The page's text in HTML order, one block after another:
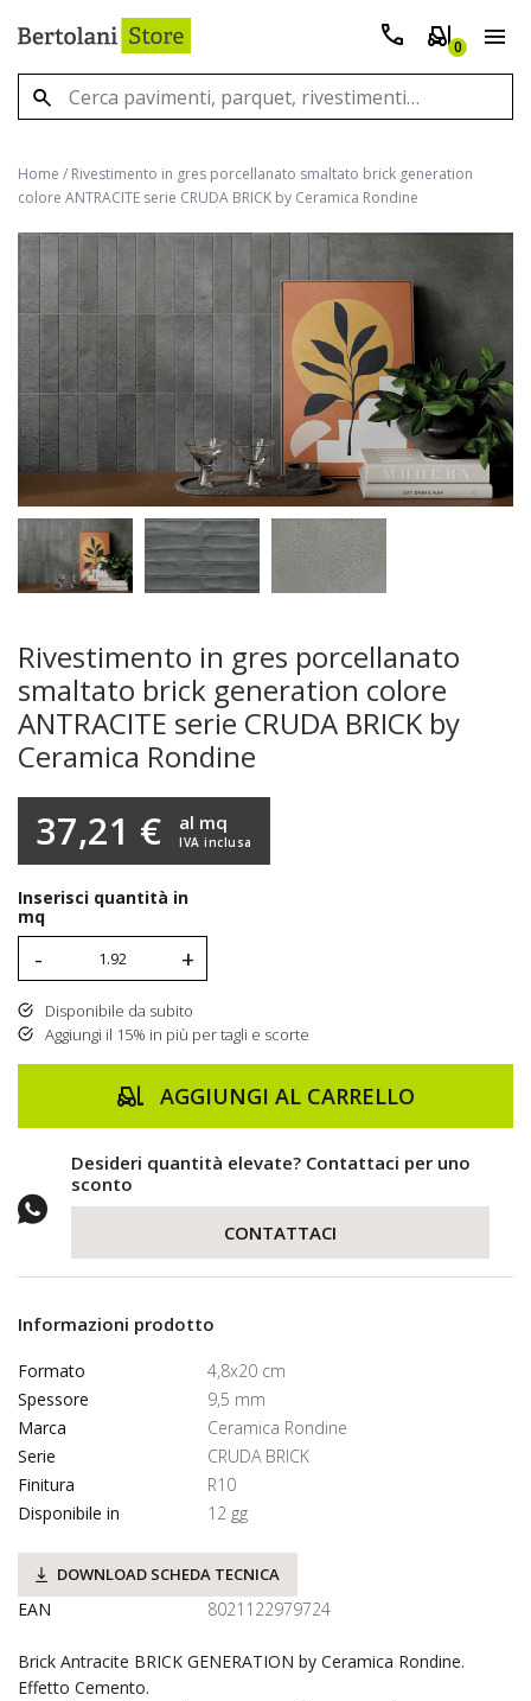
0
Home / Rivestimento in gres porcellanato smaltato brick generation
colore ANTRACITE serie CRUDA BRICK by Ceramica Rondine
Rivestimento in gres porcellanato
smaltato brick generation colore
ANTRACITE serie CRUDA BRICK by
Ceramica Rondine
37,21 € IVA inclusa
al mq
Inserisci quantità in
mq
- +
Disponibile da subito
Aggiungi il 15% in più per tagli e scorte
AGGIUNGI AL CARRELLO
Desideri quantità elevate? Contattaci per uno
sconto
CONTATTACI
Informazioni prodotto
Formato
4,8x20 cm
Spessore
9,5 mm
Marca
Ceramica Rondine
Serie
CRUDA BRICK
Finitura
R10
Disponibile in
12 gg
DOWNLOAD SCHEDA TECNICA
EAN 8021122979724
Brick Antracite BRICK GENERATION by Ceramica Rondine.
Effetto Cemento.